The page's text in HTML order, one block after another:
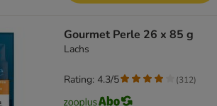
Gourmet Perle 26 x 85 g
Lachs
Rating: 4.3/5 (312)